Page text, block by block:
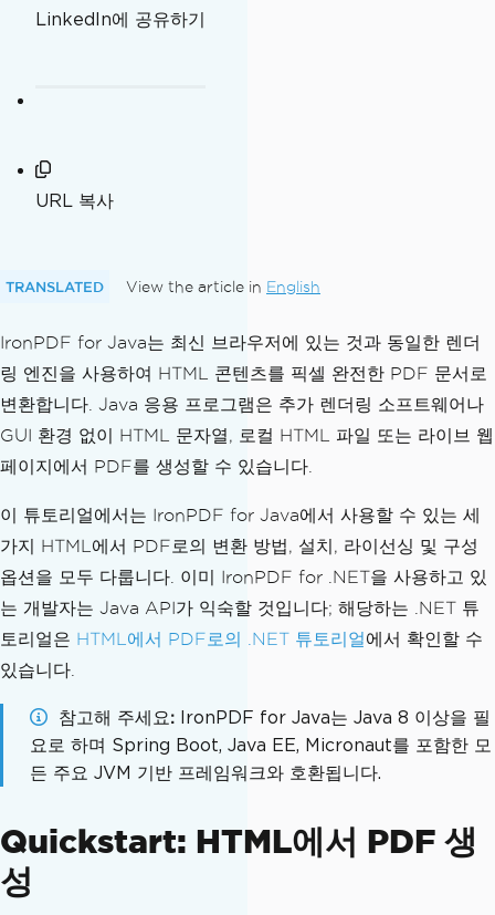
LinkedIn에 공유하기
URL 복사
TRANSLATED View the article in English
IronPDF for Java는 최신 브라우저에 있는 것과 동일한 렌더
링 엔진을 사용하여 HTML 콘텐츠를 픽셀 완전한 PDF 문서로
변환합니다. Java 응용 프로그램은 추가 렌더링 소프트웨어나
GUI 환경 없이 HTML 문자열, 로컬 HTML 파일 또는 라이브 웹
페이지에서 PDF를 생성할 수 있습니다.
이 튜토리얼에서는 IronPDF for Java에서 사용할 수 있는 세
가지 HTML에서 PDF로의 변환 방법, 설치, 라이선싱 및 구성
옵션을 모두 다룹니다. 이미 IronPDF for .NET을 사용하고 있
는 개발자는 Java API가 익숙할 것입니다; 해당하는 .NET 튜
토리얼은 HTML에서 PDF로의 .NET 튜토리얼에서 확인할 수
있습니다.
참고해 주세요
IronPDF for Java는 Java 8 이상을 필
요로 하며 Spring Boot, Java EE, Micronaut를 포함한 모
든 주요 JVM 기반 프레임워크와 호환됩니다.
Quickstart: HTML에서 PDF 생
성